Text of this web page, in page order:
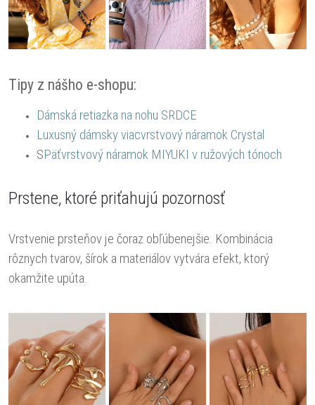
Tipy z nášho e-shopu:
Dámská retiazka na nohu SRDCE
Luxusný dámsky viacvrstvový náramok Crystal
SPäťvrstvový náramok MIYUKI v ružových tónoch
Prstene, ktoré priťahujú pozornosť
Vrstvenie prsteňov je čoraz obľúbenejšie. Kombinácia
rôznych tvarov, šírok a materiálov vytvára efekt, ktorý
okamžite upúta.